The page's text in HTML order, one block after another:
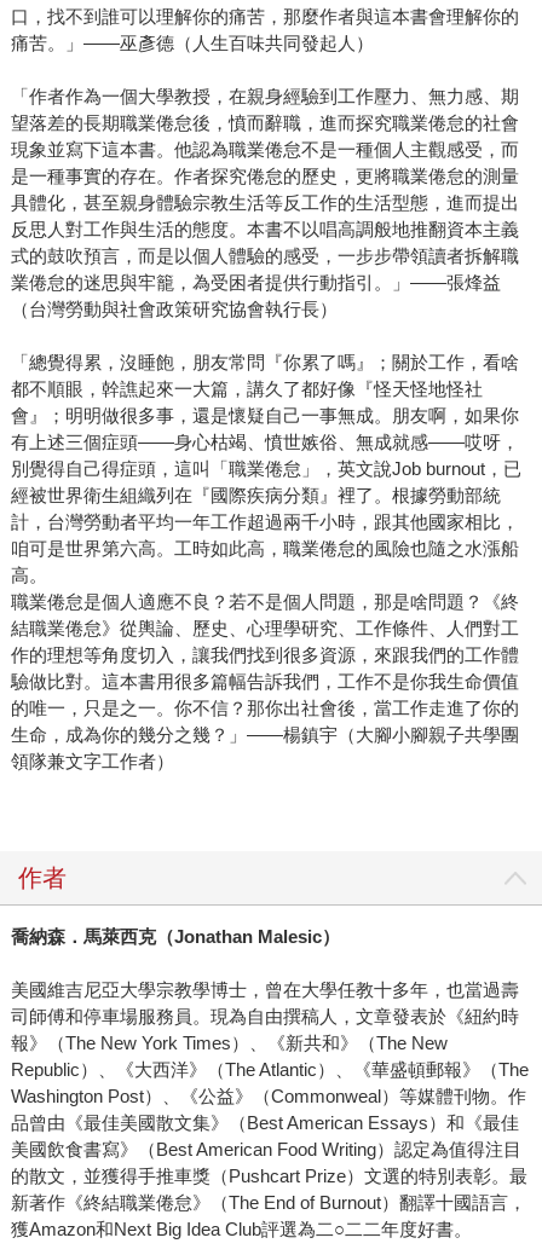
口，找不到誰可以理解你的痛苦，那麼作者與這本書會理解你的
痛苦。」——巫彥德（人生百味共同發起人）
「作者作為一個大學教授，在親身經驗到工作壓力、無力感、期
望落差的長期職業倦怠後，憤而辭職，進而探究職業倦怠的社會
現象並寫下這本書。他認為職業倦怠不是一種個人主觀感受，而
是一種事實的存在。作者探究倦怠的歷史，更將職業倦怠的測量
具體化，甚至親身體驗宗教生活等反工作的生活型態，進而提出
反思人對工作與生活的態度。本書不以唱高調般地推翻資本主義
式的鼓吹預言，而是以個人體驗的感受，一步步帶領讀者拆解職
業倦怠的迷思與牢籠，為受困者提供行動指引。」——張烽益
（台灣勞動與社會政策研究協會執行長）
「總覺得累，沒睡飽，朋友常問『你累了嗎』；關於工作，看啥
都不順眼，幹譙起來一大篇，講久了都好像『怪天怪地怪社
會』；明明做很多事，還是懷疑自己一事無成。朋友啊，如果你
有上述三個症頭——身心枯竭、憤世嫉俗、無成就感——哎呀，
別覺得自己得症頭，這叫「職業倦怠」，英文說Job burnout，已
經被世界衛生組織列在『國際疾病分類』裡了。根據勞動部統
計，台灣勞動者平均一年工作超過兩千小時，跟其他國家相比，
咱可是世界第六高。工時如此高，職業倦怠的風險也隨之水漲船
高。
職業倦怠是個人適應不良？若不是個人問題，那是啥問題？《終
結職業倦怠》從輿論、歷史、心理學研究、工作條件、人們對工
作的理想等角度切入，讓我們找到很多資源，來跟我們的工作體
驗做比對。這本書用很多篇幅告訴我們，工作不是你我生命價值
的唯一，只是之一。你不信？那你出社會後，當工作走進了你的
生命，成為你的幾分之幾？」——楊鎮宇（大腳小腳親子共學團
領隊兼文字工作者）
作者
喬納森．馬萊西克（Jonathan Malesic）
美國維吉尼亞大學宗教學博士，曾在大學任教十多年，也當過壽
司師傅和停車場服務員。現為自由撰稿人，文章發表於《紐約時
報》（The New York Times）、《新共和》（The New
Republic）、《大西洋》（The Atlantic）、《華盛頓郵報》（The
Washington Post）、《公益》（Commonweal）等媒體刊物。作
品曾由《最佳美國散文集》（Best American Essays）和《最佳
美國飲食書寫》（Best American Food Writing）認定為值得注目
的散文，並獲得手推車獎（Pushcart Prize）文選的特別表彰。最
新著作《終結職業倦怠》（The End of Burnout）翻譯十國語言，
獲Amazon和Next Big Idea Club評選為二○二二年度好書。